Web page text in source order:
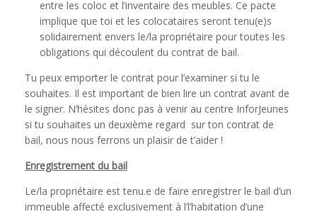
entre les coloc et l’inventaire des meubles. Ce pacte
implique que toi et les colocataires seront tenu(e)s
solidairement envers le/la propriétaire pour toutes les
obligations qui découlent du contrat de bail.
Tu peux emporter le contrat pour l’examiner si tu le
souhaites. Il est important de bien lire un contrat avant de
le signer. N’hésites donc pas à venir au centre InforJeunes
si tu souhaites un deuxième regard sur ton contrat de
bail, nous nous ferrons un plaisir de t’aider !
Enregistrement du bail
Le/la propriétaire est tenu.e de faire enregistrer le bail d’un
immeuble affecté exclusivement à l’l’habitation d’une